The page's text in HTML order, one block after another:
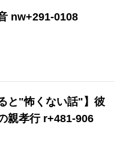
nw+291-0108
と"怖くない話"】彼
親孝行 r+481-906